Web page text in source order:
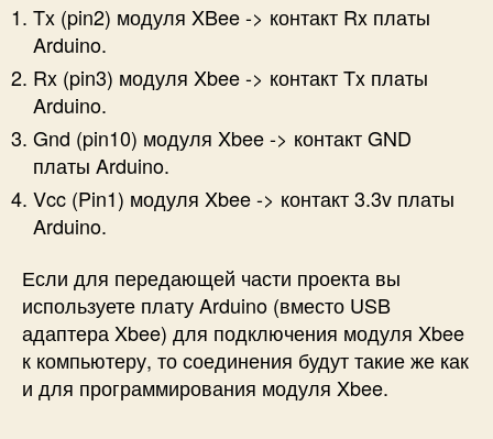
Tx (pin2) модуля XBee -> контакт Rx платы
Arduino.
Rx (pin3) модуля Xbee -> контакт Tx платы
Arduino.
Gnd (pin10) модуля Xbee -> контакт GND
платы Arduino.
Vcc (Pin1) модуля Xbee -> контакт 3.3v платы
Arduino.
Если для передающей части проекта вы
используете плату Arduino (вместо USB
адаптера Xbee) для подключения модуля Xbee
к компьютеру, то соединения будут такие же как
и для программирования модуля Xbee.